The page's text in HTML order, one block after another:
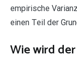
empirische
einen Teil der
Wie wird